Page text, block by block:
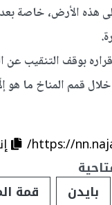
الأرض، خاصة بعد
بوقف التنقيب عن
قمم المناخ ما هو
https://
بايدن قمة